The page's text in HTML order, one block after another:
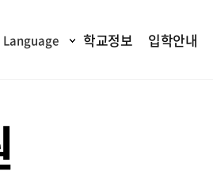
Language 학교정보 입학안내